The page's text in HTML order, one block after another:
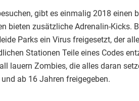
gibt es einmalig 2018 einen
bieten zusätzliche Adrenalin-Kicks.
Parks ein Virus freigesetzt, der
Stationen Teile eines Codes
lauern Zombies, die alles daran
ab 16 Jahren freigegeben.